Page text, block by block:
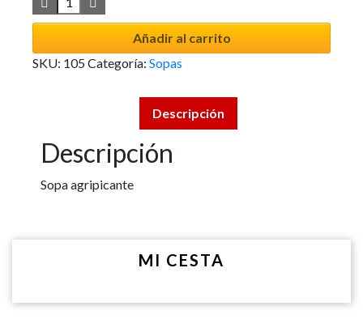
Añadir al carrito
SKU: 105Categoría: Sopas
Descripción
Descripción
Sopa agripicante
MI CESTA